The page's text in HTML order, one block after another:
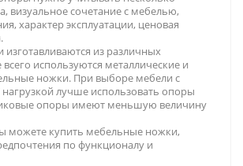
визуальное сочетание с мебелью,
характер эксплуатации, ценовая
из различных
используются металлические и
ножки. При выборе мебели с
лучше использовать опоры
опоры имеют меньшую величину
можете купить мебельные ножки,
по функционалу и